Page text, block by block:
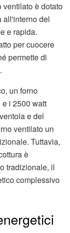
ventilato è dotato
all'interno del
e rapida.
per cuocere
permette di
un forno
i 2500 watt
e del
ventilato un
Tuttavia,
è
tradizionale, il
complessivo